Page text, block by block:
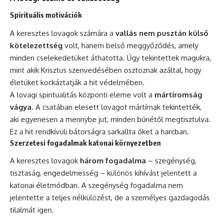
Spirituális motivációk
A keresztes lovagok számára a vallás nem pusztán külső
kötelezettség volt, hanem belső meggyőződés, amely
minden cselekedetüket áthatotta. Úgy tekintettek magukra,
mint akik Krisztus szenvedésében osztoznak azáltal, hogy
életüket kockáztatják a hit védelmében.
A lovagi spiritualitás központi eleme volt a mártíromság
vágya. A csatában elesett lovagot mártírnak tekintették,
aki egyenesen a mennybe jut, minden bűnétől megtisztulva.
Ez a hit rendkívüli bátorságra sarkallta őket a harcban.
Szerzetesi fogadalmak katonai környezetben
A keresztes lovagok három fogadalma – szegénység,
tisztaság, engedelmesség – különös kihívást jelentett a
katonai életmódban. A szegénység fogadalma nem
jelentette a teljes nélkülözést, de a személyes gazdagodás
tilalmát igen.